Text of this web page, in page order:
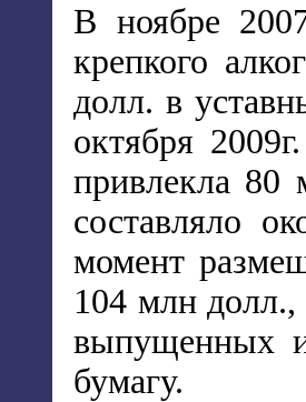
В ноябре
крепкого
долл. в
октября
привлекла
составляло
момент
104 млн долл.,
выпущенных
бумагу.